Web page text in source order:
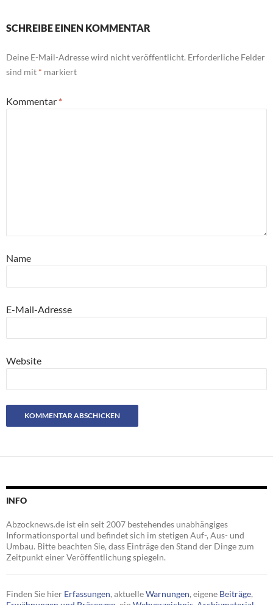
SCHREIBE EINEN KOMMENTAR
Deine E-Mail-Adresse wird nicht veröffentlicht. Erforderliche Felder
sind mit * markiert
Kommentar *
Name
E-Mail-Adresse
Website
INFO
Abzocknews.de ist ein seit 2007 bestehendes unabhängiges
Informationsportal und befindet sich im stetigen Auf-, Aus- und
Umbau. Bitte beachten Sie, dass Einträge den Stand der Dinge zum
Zeitpunkt einer Veröffentlichung spiegeln.
Finden Sie hier Erfassungen, aktuelleWarnungen, eigene Beiträge,